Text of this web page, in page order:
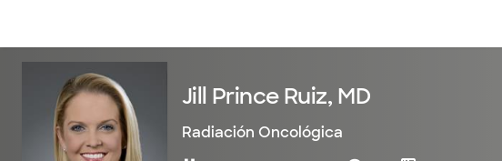
Jill Prince Ruiz, MD
Radiación Oncológica